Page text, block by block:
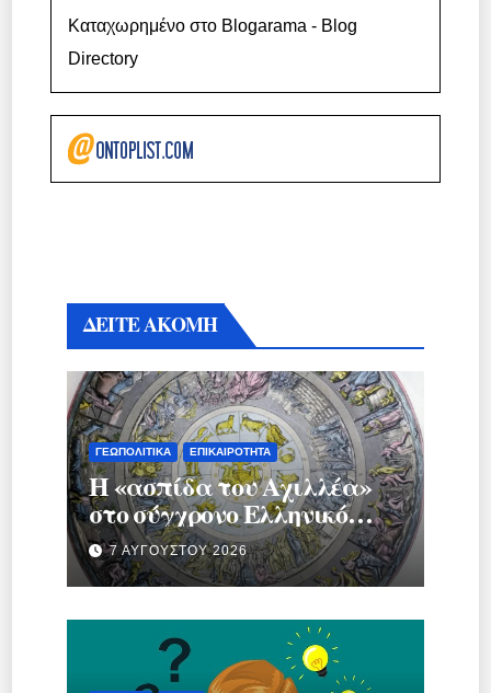
Καταχωρημένο στο Blogarama - Blog
Directory
ΔΕΙΤΕ ΑΚΟΜΗ
ΓΕΩΠΟΛΙΤΙΚΆ ΕΠΙΚΑΙΡΌΤΗΤΑ
Η «ασπίδα του Αχιλλέα»
στο σύγχρονο Ελληνικό
κράτος.
7 ΑΥΓΟΎΣΤΟΥ 2026